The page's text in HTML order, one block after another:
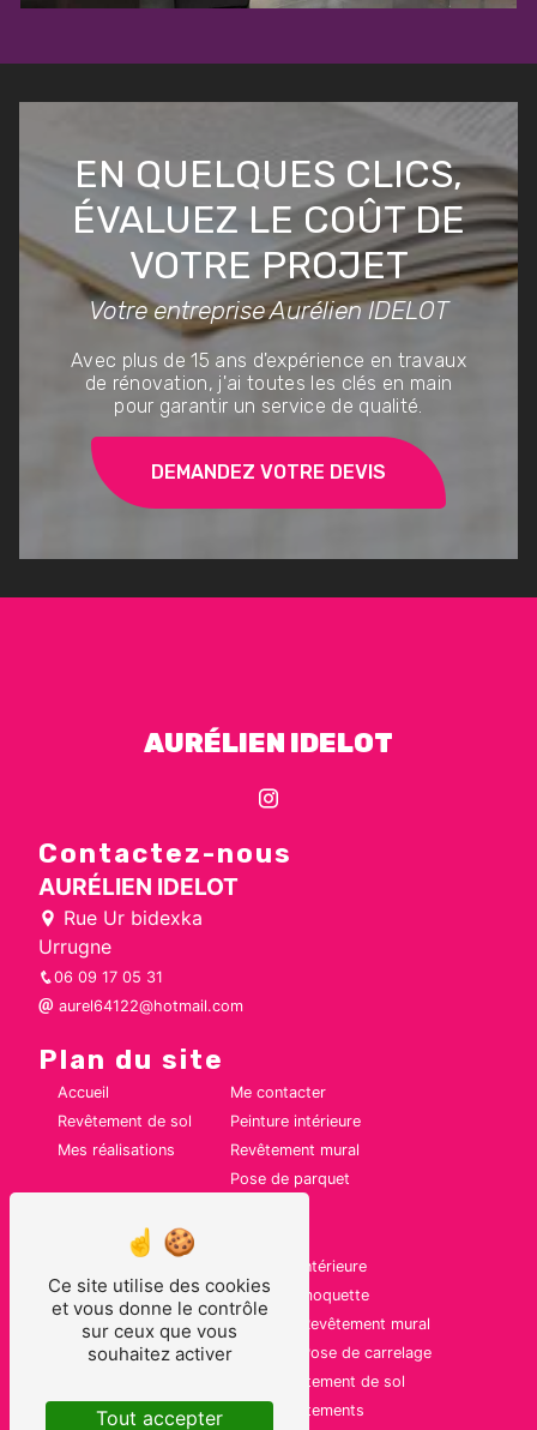
EN QUELQUES CLICS,
ÉVALUEZ LE COÛT DE
VOTRE PROJET
Votre entreprise Aurélien IDELOT
Avec plus de 15 ans d'expérience en travaux
de rénovation, j'ai toutes les clés en main
pour garantir un service de qualité.
DEMANDEZ VOTRE DEVIS
AURÉLIEN IDELOT
Contactez-nous
AURÉLIEN IDELOT
Rue Ur bidexka
Urrugne
06 09 17 05 31
aurel64122@hotmail.com
Plan du site
Accueil
Revêtement de sol
Mes réalisations
Me contacter
Peinture intérieure
Revêtement mural
Pose de parquet
Nos prestations
Peintre en bâtiment
Peinture intérieure
Pose de moquette
Pose de parquet contrecollé
Pose de LVT
Revêtement mural
Pose de carrelage
Pose de carrelage mural
Revêtement de sol
Revêtements
Ce site utilise des cookies
et vous donne le contrôle
sur ceux que vous
souhaitez activer
Tout accepter